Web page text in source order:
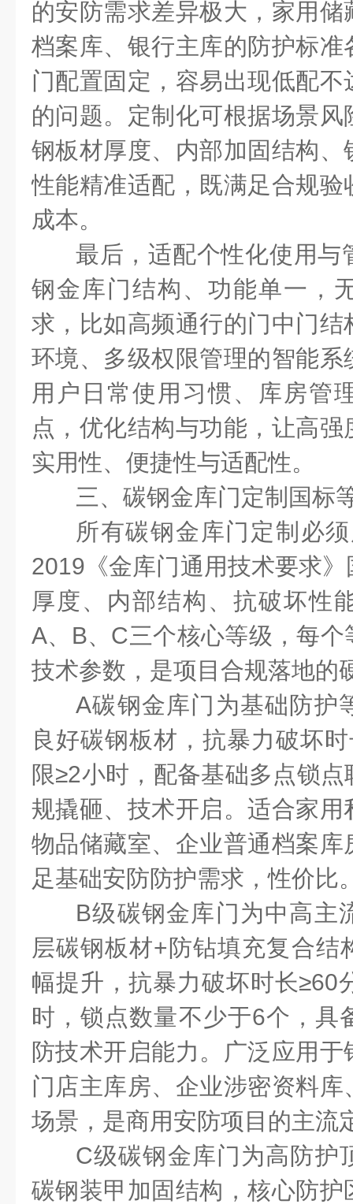
的安防需求差异极大，家用
档案库、银行主库的防护标
门配置固定，容易出现低配
的问题。定制化可根据场景
钢板材厚度、内部加固结构
性能精准适配，既满足合规
成本。
最后，适配个性化使用与
钢金库门结构、功能单一，
求，比如高频通行的门中门
环境、多级权限管理的智能
用户日常使用习惯、库房管
点，优化结构与功能，让高
实用性、便捷性与适配性。
三、碳钢金库门定制国标
所有碳钢金库门定制必
2019 《金库门通用技术要求
厚度、内部结构、抗破坏性
A、 B、 C三个核心等级，每
技术参数，是项目合规落地的
A碳钢金库门为基础防护
良好碳钢板材，抗暴力破坏
限≥2小时，配备基础多点锁
规撬砸、技术开启。适合家
物品储藏室、企业普通档案
足基础安防防护需求，性价比
B级碳钢金库门为中高主
层碳钢板材+ 防钻填充复合结
幅提升，抗暴力破坏时长≥60
时，锁点数量不少于6个，具
防技术开启能力。广泛应用
门店主库房、企业涉密资料
场景，是商用安防项目的主流
C级碳钢金库门为高防护
碳钢装甲加固结构，核心防